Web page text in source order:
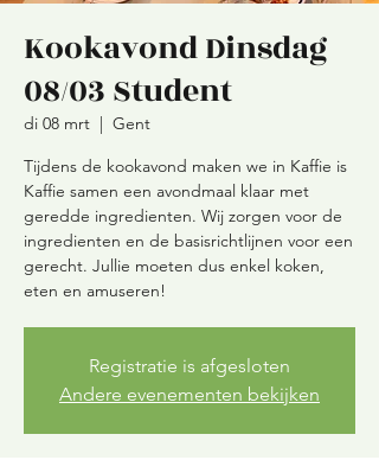
Kookavond Dinsdag
08/03 Student
di 08 mrt
  |
Gent
Tijdens de kookavond maken we in Kaffie is
Kaffie samen een avondmaal klaar met
geredde ingredienten. Wij zorgen voor de
ingredienten en de basisrichtlijnen voor een
gerecht. Jullie moeten dus enkel koken,
eten en amuseren!
Registratie is afgesloten
Andere evenementen bekijken